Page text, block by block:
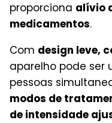
proporciona alívio
medicamentos.
Com design leve,
aparelho pode ser
pessoas
modos de
de intensidade